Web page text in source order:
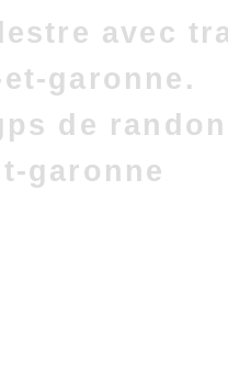
avec
garonne.
de
garonne